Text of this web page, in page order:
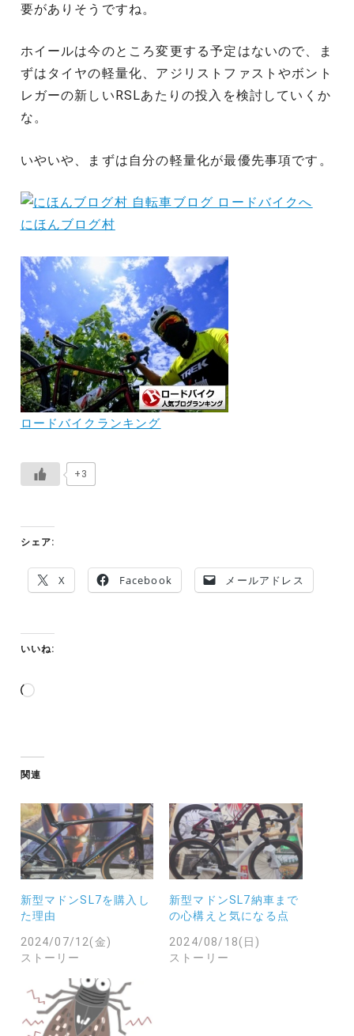
要がありそうですね。
ホイールは今のところ変更する予定はないので、ま
ずはタイヤの軽量化、アジリストファストやボント
レガーの新しいRSLあたりの投入を検討していくか
な。
いやいや、まずは自分の軽量化が最優先事項です。
にほんブログ村
ロードバイクランキング
+3
シェア:
X Facebook メールアドレス
いいね:
読
中…
関連
新型マドンSL7を購入し
た理由
2024/07/12(金)
ストーリー
新型マドンSL7納車まで
の心構えと気になる点
2024/08/18(日)
ストーリー